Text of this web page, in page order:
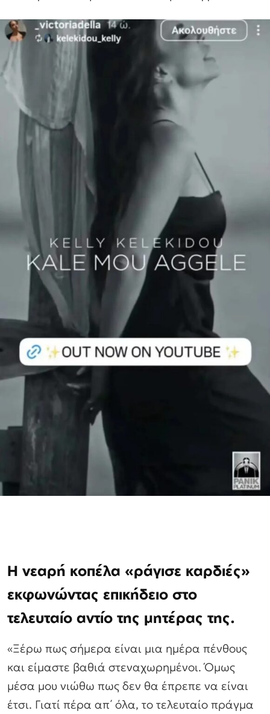
Η νεαρή κοπέλα «ράγισε καρδιές»
εκφωνώντας επικήδειο στο
τελευταίο αντίο της μητέρας της.
«Ξέρω πως σήμερα είναι μια ημέρα πένθους
και είμαστε βαθιά στεναχωρημένοι. Όμως
μέσα μου νιώθω πως δεν θα έπρεπε να είναι
έτσι. Γιατί πέρα απ΄ όλα, το τελευταίο πράγμα